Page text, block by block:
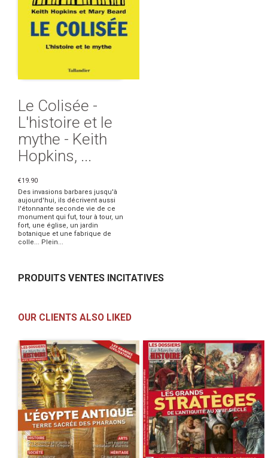
Le Colisée -
L'histoire et le
mythe - Keith
Hopkins, ...
€19.90
Des invasions barbares jusqu'à
aujourd'hui, ils décrivent aussi
l'étonnante seconde vie de ce
monument qui fut, tour à tour, un
fort, une église, un jardin
botanique et une fabrique de
colle... Plein...
PRODUITS VENTES INCITATIVES
OUR CLIENTS ALSO LIKED